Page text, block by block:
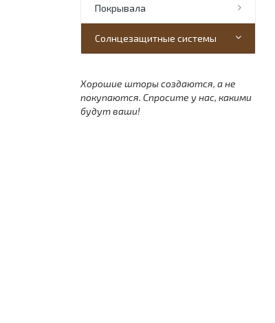
Покрывала
Солнцезащитные системы
Хорошие шторы создаются, а не
покупаются. Спросите у нас, какими
будут ваши!